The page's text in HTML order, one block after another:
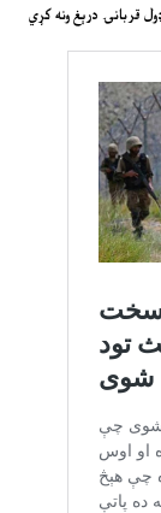
قربانۍ درېغ ونه کړي